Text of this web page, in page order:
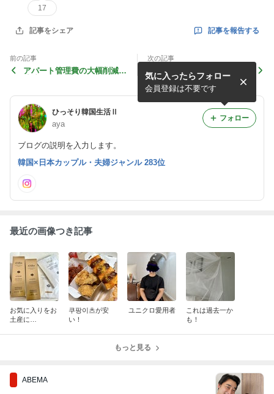
17
記事をシェア 記事を報告する
前の記事
アパート管理費の大幅削減に
次の記事
ひっそり韓国生活Ⅱ
aya
ブログの説明を入力します。
気に入ったらフォロー
会員登録は不要です
フォロー
韓国×日本カップル・夫婦ジャンル 283位
最近の画像つき記事
お気に入りをお
土産に…
쿠팡이츠が安
い！
ユニクロ愛用者
これは過去一か
も！
もっと見る
ABEMA